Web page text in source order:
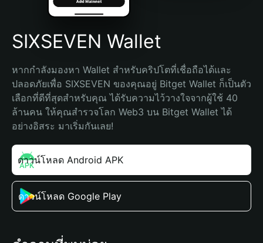
Español (Argentina)
SIXSEVEN Wallet
หากกำลังมองหา Wallet สำหรับคริปโตที่เชื่อถือได้และ
ปลอดภัยเพื่อ SIXSEVEN ของคุณอยู่ Bitget Wallet ก็เป็นตัว
เลือกที่ดีที่สุดสำหรับคุณ ได้รับความไว้วางใจจากผู้ใช้ 40
ล้านคน ให้คุณสำรวจโลก Web3 บน Bitget Wallet ได้
อย่างอิสระ มาเริ่มกันเลย!
ดาวน์โหลด Android APK
ดาวน์โหลด Google Play